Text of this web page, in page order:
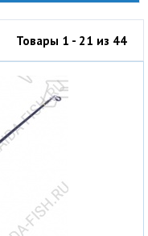
Товары 1 - 21 из 44